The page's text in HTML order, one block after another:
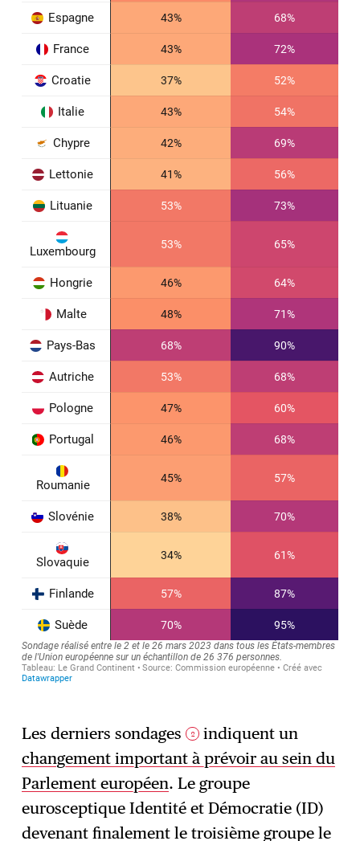
Les derniers sondages 2
indiquent un
changement important à prévoir au sein du
Parlement européen. Le groupe
eurosceptique Identité et Démocratie (ID)
devenant finalement le troisième groupe le